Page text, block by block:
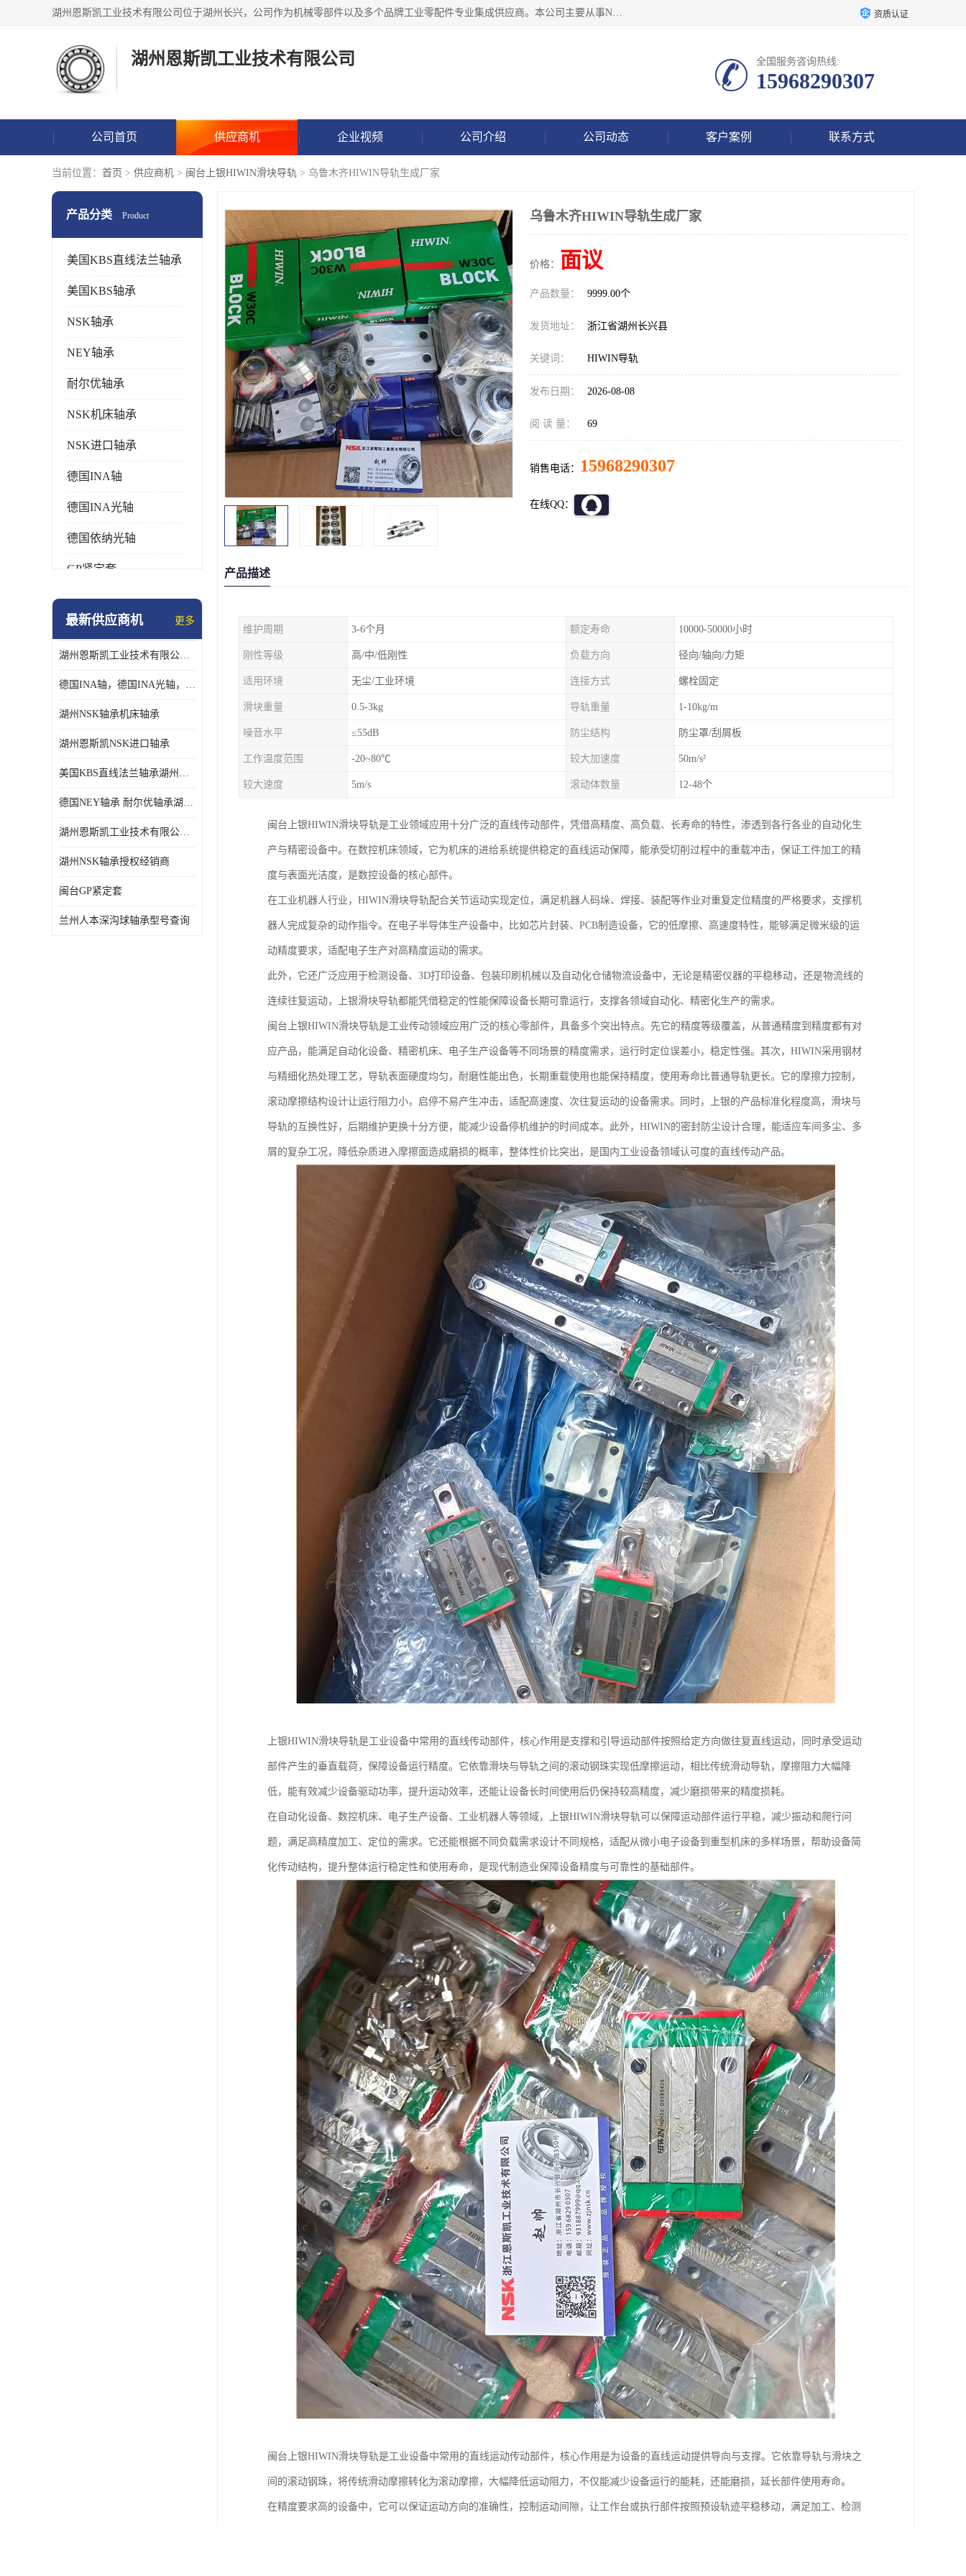
湖州恩斯凯工业技术有限公司位于湖州长兴，公司作为机械零部件以及多个品牌工业零配件专业集成供应商。本公司主要从事NSK进口轴承、SKF进口轴承、FAG进口轴承、NTN进口轴承、国产轴承：ZWZ、HRB、C&U轴承外球面轴承、导轨、丝杠、滑块、 润滑油、工业皮带及其他工业零部件的销售. 资质认证
湖州恩斯凯工业技术有限公司 全国服务咨询热线:
15968290307
公司首页 供应商机 企业视频 公司介绍 公司动态 客户案例 联系方式
当前位置： 首页 > 供应商机 > 闽台上银HIWIN滑块导轨 > 乌鲁木齐HIWIN导轨生成厂家
产品分类 Product
美国KBS直线法兰轴承
美国KBS轴承
NSK轴承
NEY轴承
耐尔优轴承
NSK机床轴承
NSK进口轴承
德国INA轴
德国INA光轴
德国依纳光轴
GP紧定套
SKF轴承
日本NSK进口轴承
德国INA进口轴承
最新供应商机 更多
湖州恩斯凯工业技术有限公司 湖州NSK轴承
德国INA轴，德国INA光轴，德国依纳光轴
湖州NSK轴承机床轴承
湖州恩斯凯NSK进口轴承
美国KBS直线法兰轴承湖州KBS轴承
德国NEY轴承 耐尔优轴承湖州代理商
湖州恩斯凯工业技术有限公司NSK轴承*经销商
湖州NSK轴承授权经销商
闽台GP紧定套
兰州人本深沟球轴承型号查询
乌鲁木齐HIWIN导轨生成厂家
价格： 面议
产品数量： 9999.00个
发货地址： 浙江省湖州长兴县
关键词： HIWIN导轨
发布日期： 2026-08-08
阅 读 量： 69
销售电话： 15968290307
在线QQ：
产品描述
维护周期 3-6个月 额定寿命 10000-50000小时
刚性等级 高/中/低刚性 负载方向 径向/轴向/力矩
适用环境 无尘/工业环境 连接方式 螺栓固定
滑块重量 0.5-3kg 导轨重量 1-10kg/m
噪音水平 ≤55dB 防尘结构 防尘罩/刮屑板
工作温度范围 -20~80℃ 较大加速度 50m/s²
较大速度 5m/s 滚动体数量 12-48个
闽台上银HIWIN滑块导轨是工业领域应用十分广泛的直线传动部件，凭借高精度、高负载、长寿命的特性，渗透到各行各业的自动化生
产与精密设备中。在数控机床领域，它为机床的进给系统提供稳定的直线运动保障，能承受切削过程中的重载冲击，保证工件加工的精
度与表面光洁度，是数控设备的核心部件。
在工业机器人行业，HIWIN滑块导轨配合关节运动实现定位，满足机器人码垛、焊接、装配等作业对重复定位精度的严格要求，支撑机
器人完成复杂的动作指令。在电子半导体生产设备中，比如芯片封装、PCB制造设备，它的低摩擦、高速度特性，能够满足微米级的运
动精度要求，适配电子生产对高精度运动的需求。
此外，它还广泛应用于检测设备、3D打印设备、包装印刷机械以及自动化仓储物流设备中，无论是精密仪器的平稳移动，还是物流线的
连续往复运动，上银滑块导轨都能凭借稳定的性能保障设备长期可靠运行，支撑各领域自动化、精密化生产的需求。
闽台上银HIWIN滑块导轨是工业传动领域应用广泛的核心零部件，具备多个突出特点。先它的精度等级覆盖，从普通精度到精度都有对
应产品，能满足自动化设备、精密机床、电子生产设备等不同场景的精度需求，运行时定位误差小，稳定性强。其次，HIWIN采用钢材
与精细化热处理工艺，导轨表面硬度均匀，耐磨性能出色，长期重载使用也能保持精度，使用寿命比普通导轨更长。它的摩擦力控制，
滚动摩擦结构设计让运行阻力小，启停不易产生冲击，适配高速度、次往复运动的设备需求。同时，上银的产品标准化程度高，滑块与
导轨的互换性好，后期维护更换十分方便，能减少设备停机维护的时间成本。此外，HIWIN的密封防尘设计合理，能适应车间多尘、多
屑的复杂工况，降低杂质进入摩擦面造成磨损的概率，整体性价比突出，是国内工业设备领域认可度的直线传动产品。
上银HIWIN滑块导轨是工业设备中常用的直线传动部件，核心作用是支撑和引导运动部件按照给定方向做往复直线运动，同时承受运动
部件产生的垂直载荷，保障设备运行精度。它依靠滑块与导轨之间的滚动钢珠实现低摩擦运动，相比传统滑动导轨，摩擦阻力大幅降
低，能有效减少设备驱动功率，提升运动效率，还能让设备长时间使用后仍保持较高精度，减少磨损带来的精度损耗。
在自动化设备、数控机床、电子生产设备、工业机器人等领域，上银HIWIN滑块导轨可以保障运动部件运行平稳，减少振动和爬行问
题，满足高精度加工、定位的需求。它还能根据不同负载需求设计不同规格，适配从微小电子设备到重型机床的多样场景，帮助设备简
化传动结构，提升整体运行稳定性和使用寿命，是现代制造业保障设备精度与可靠性的基础部件。
闽台上银HIWIN滑块导轨是工业设备中常用的直线运动传动部件，核心作用是为设备的直线运动提供导向与支撑。它依靠导轨与滑块之
间的滚动钢珠，将传统滑动摩擦转化为滚动摩擦，大幅降低运动阻力，不仅能减少设备运行的能耗，还能磨损，延长部件使用寿命。
在精度要求高的设备中，它可以保证运动方向的准确性，控制运动间隙，让工作台或执行部件按照预设轨迹平稳移动，满足加工、检测